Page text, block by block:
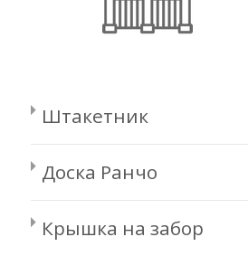
Штакетник
Доска Ранчо
Крышка на забор